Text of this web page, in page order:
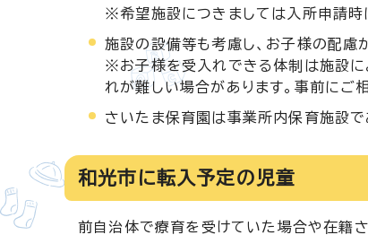
※希望施設につきましては入所申請時
施設の設備等も考慮し、お子様の配慮
※お子様を受入れできる体制は施設に
れが難しい場合があります。事前にご
さいたま保育園は事業所内保育施設で
和光市に転入予定の児童
前自治体で療育を受けていた場合や在籍